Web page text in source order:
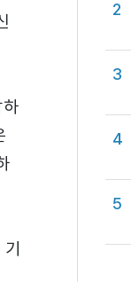
2
3
4
5